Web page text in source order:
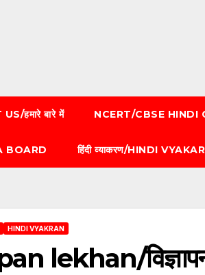
हमारे बारे में NCERT/CBSE HINDI
BOARD हिंदी व्याकरण/HINDI
HINDI VYAKRAN
lekhan/